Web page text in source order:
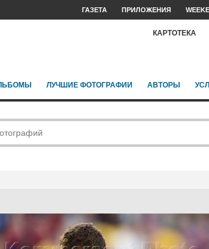
ГАЗЕТА ПРИЛОЖЕНИЯ
КАРТОТЕКА
ЛУЧШИЕ ФОТОГРАФИИ АВТОРЫ